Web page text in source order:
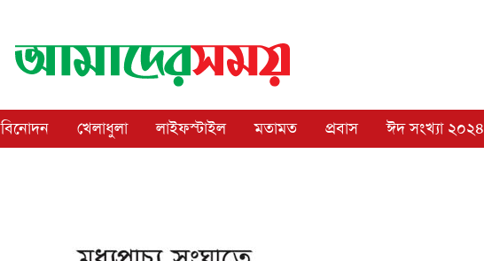
বিনোদন খেলাধুলা লাইফস্টাইল মতামত প্রবাস ঈদ সংখ্যা ২০২৪